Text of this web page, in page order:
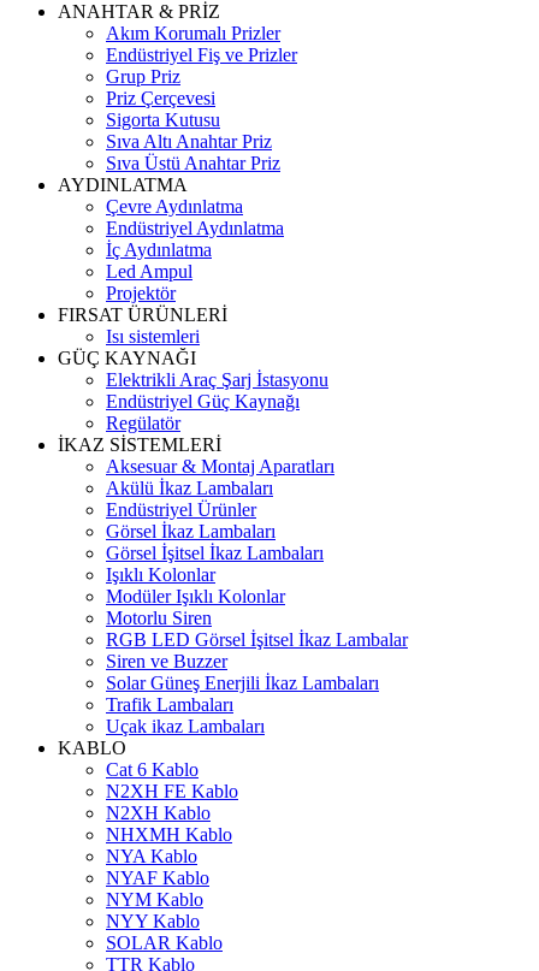
ANAHTAR & PRİZ
Akım Korumalı Prizler
Endüstriyel Fiş ve Prizler
Grup Priz
Priz Çerçevesi
Sigorta Kutusu
Sıva Altı Anahtar Priz
Sıva Üstü Anahtar Priz
AYDINLATMA
Çevre Aydınlatma
Endüstriyel Aydınlatma
İç Aydınlatma
Led Ampul
Projektör
FIRSAT ÜRÜNLERİ
Isı sistemleri
GÜÇ KAYNAĞI
Elektrikli Araç Şarj İstasyonu
Endüstriyel Güç Kaynağı
Regülatör
İKAZ SİSTEMLERİ
Aksesuar & Montaj Aparatları
Akülü İkaz Lambaları
Endüstriyel Ürünler
Görsel İkaz Lambaları
Görsel İşitsel İkaz Lambaları
Işıklı Kolonlar
Modüler Işıklı Kolonlar
Motorlu Siren
RGB LED Görsel İşitsel İkaz Lambalar
Siren ve Buzzer
Solar Güneş Enerjili İkaz Lambaları
Trafik Lambaları
Uçak ikaz Lambaları
KABLO
Cat 6 Kablo
N2XH FE Kablo
N2XH Kablo
NHXMH Kablo
NYA Kablo
NYAF Kablo
NYM Kablo
NYY Kablo
SOLAR Kablo
TTR Kablo